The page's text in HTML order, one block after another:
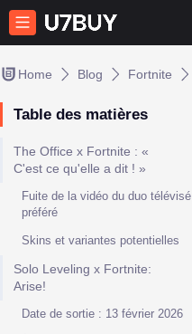
Home Blog Fortnite
Table des matières
The Office x Fortnite : «
C'est ce qu'elle a dit ! »
Fuite de la vidéo du duo télévisé
préféré
Skins et variantes potentielles
Solo Leveling x Fortnite:
Arise!
Date de sortie : 13 février 2026